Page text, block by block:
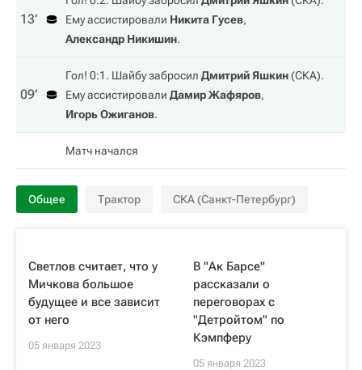
13‎’‎
Ему ассистировали Никита Гусев,
Александр Никишин.
09‎’‎
Гол! 0:1. Шайбу забросил Дмитрий Яшкин(СКА).
Ему ассистировали Дамир Жафяров,
Игорь Ожиганов.
Матч начался
Общее Трактор СКА (Санкт-Петербург)
Светлов считает, что у
Мичкова большое
будущее и все зависит
от него
05 января 2023
В "Ак Барсе"
рассказали о
переговорах с
"Детройтом" по
Кэмпферу
05 января 2023